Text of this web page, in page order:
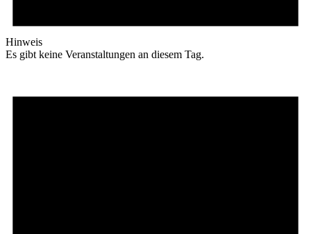
Hinweis
Es gibt keine Veranstaltungen an diesem Tag.